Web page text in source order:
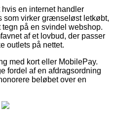
en internet handler
som virker grænseløst letkøbt,
på en svindel webshop.
af et lovbud, der passer
outlets på nettet.
med kort eller MobilePay.
fordel af en afdragsordning
beløbet over en